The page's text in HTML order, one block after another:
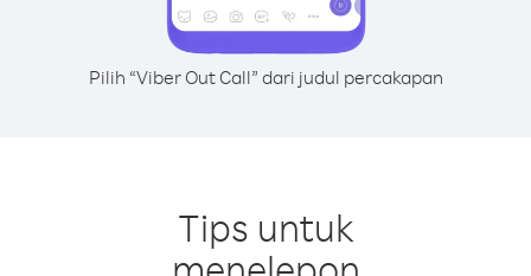
Pilih “Viber Out Call” dari judul percakapan
Tips untuk